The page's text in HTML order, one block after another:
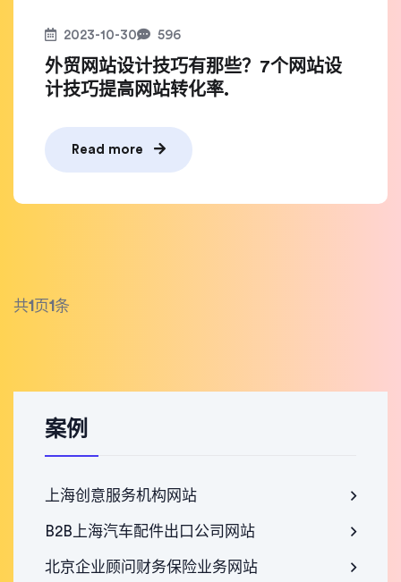
2023-10-30 596
外贸网站设计技巧有那些？7个网站设
计技巧提高网站转化率.
Read more
共1 页1条
案例
上海创意服务机构网站
B2B上海汽车配件出口公司网站
北京企业顾问财务保险业务网站